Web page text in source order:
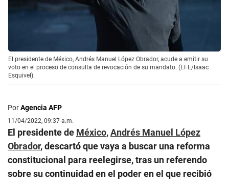
El presidente de México, Andrés Manuel López Obrador, acude a emitir su
voto en el proceso de consulta de revocación de su mandato. (EFE/Isaac
Esquivel).
PorAgencia AFP
11/04/2022, 09:37 a.m.
El presidente de México,Andrés Manuel López
Obrador, descartó que vaya a buscar una reforma
constitucional para reelegirse, tras un referendo
sobre su continuidad en el poder en el que recibió